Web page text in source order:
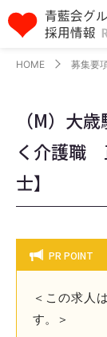
HOME 募集要
（M）大
く介護職
士】
PR POINT
＜この求人
す。＞